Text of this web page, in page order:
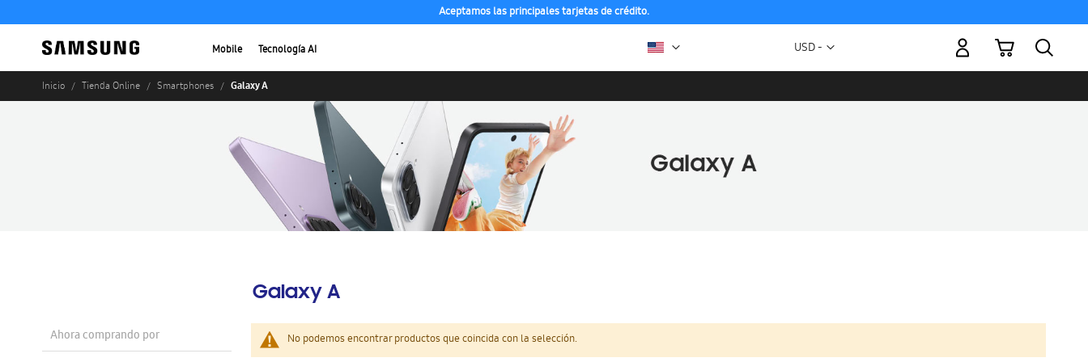
Aceptamos las principales tarjetas de crédito.
Mobile Tecnología AI Moneda
USD -
Mi carrito
Inicio Tienda Online Smartphones Galaxy A
Galaxy A
No podemos encontrar productos que coincida con la selección.
Ahora comprando por